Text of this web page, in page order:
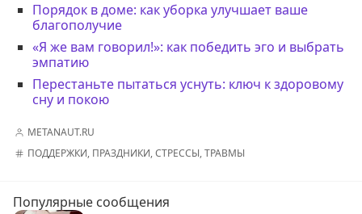
Порядок в доме: как уборка улучшает ваше
благополучие
«Я же вам говорил!»: как победить эго и выбрать
эмпатию
Перестаньте пытаться уснуть: ключ к здоровому
сну и покою
METANAUT.RU
ПОДДЕРЖКИ, ПРАЗДНИКИ,СТРЕССЫ,ТРАВМЫ
Популярные сообщения